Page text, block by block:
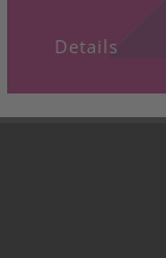
Details